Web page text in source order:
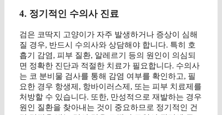
4. 정기적인 수의사 진료
검은 코딱지 고양이가 자주 발생하거나 증상이 심해
질 경우, 반드시 수의사와 상담해야 합니다. 특히 호
흡기 감염, 피부 질환, 알레르기 등의 원인이 의심되
면 정확한 진단과 적절한 치료가 필요합니다. 수의사
는 코 분비물 검사를 통해 감염 여부를 확인하고, 필
요한 경우 항생제, 항바이러스제, 또는 피부 치료제를
처방할 수 있습니다. 또한, 만성적으로 재발하는 경우
원인 질환을 찾아내는 것이 중요하므로 정기적인 건